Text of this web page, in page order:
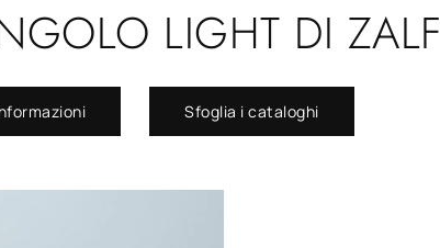
LIGHT DI ZALF
Sfoglia i cataloghi